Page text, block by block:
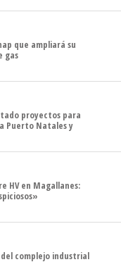
que ampliará su
gas
proyectos para
Puerto Natales y
HV en Magallanes:
complejo industrial